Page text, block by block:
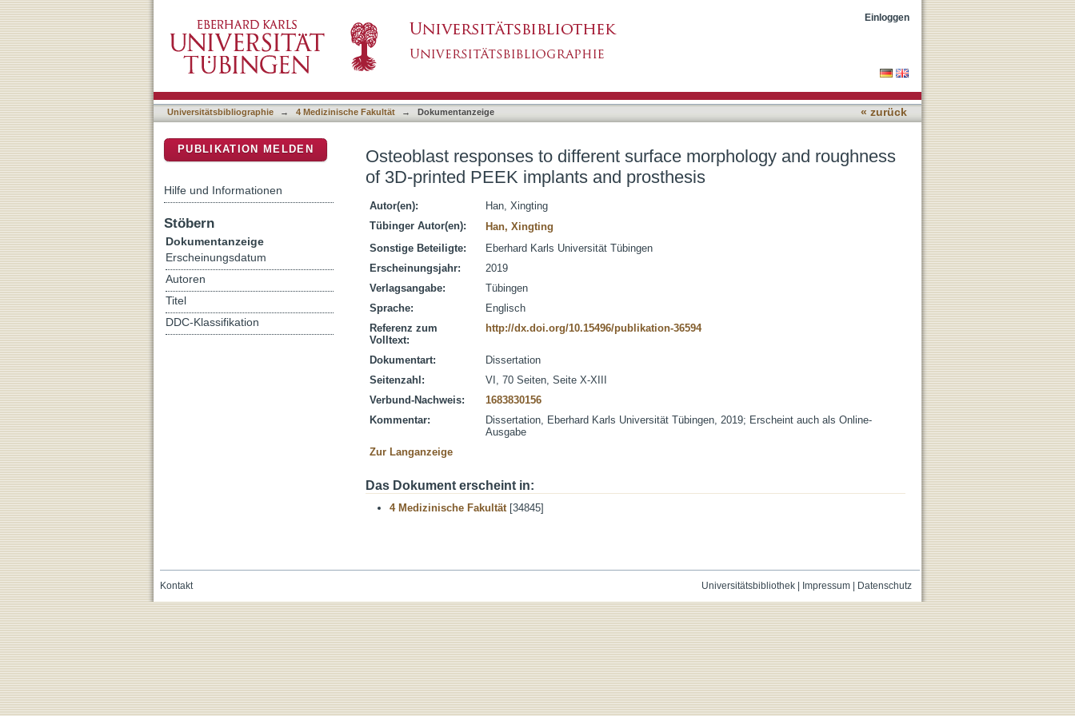
Osteoblast responses to different surface morphology and roughness of 3D-printed PEEK implants
and prosthesis
Einloggen
Universitätsbibliographie → 4 Medizinische Fakultät → Dokumentanzeige « zurück
Osteoblast responses to different surface morphology and roughness
of 3D-printed PEEK implants and prosthesis
Autor(en):
Han, Xingting
Tübinger Autor(en):
Han, Xingting
Sonstige Beteiligte:
Eberhard Karls Universität Tübingen
Erscheinungsjahr:
2019
Verlagsangabe:
Tübingen
Sprache:
Englisch
Referenz zum
Volltext:
http://dx.doi.org/10.15496/publikation-36594
Dokumentart:
Dissertation
Seitenzahl:
VI, 70 Seiten, Seite X-XIII
Verbund-Nachweis:
1683830156
Kommentar:
Dissertation, Eberhard Karls Universität Tübingen, 2019; Erscheint auch als Online-
Ausgabe
Zur Langanzeige
Das Dokument erscheint in:
4 Medizinische Fakultät[34845]
PUBLIKATION MELDEN
Hilfe und Informationen
Stöbern
Dokumentanzeige
Erscheinungsdatum
Autoren
Titel
DDC-Klassifikation
Universitätsbibliothek| Impressum| Datenschutz
Kontakt